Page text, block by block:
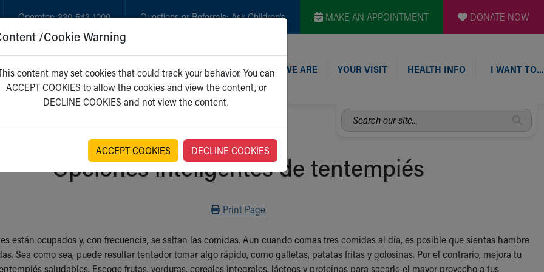
Operator:330-543-1000 Questions or Referrals:Ask Children's MAKE AN APPOINTMENT DONATE NOW
GET CARE NEW PARENTS WHO WE ARE YOUR VISIT HEALTH INFO I WANT TO…
Search
our
Opciones inteligentes de tentempiés
Print
Print Page
están ocupados y, con frecuencia, se saltan las comidas. Aun cuando comas tres comidas al día, es posible que sientas hambre
Sea como sea, puede resultar tentador tomar algo rápido, como galletas, patatas fritas y golosinas. Por el contrario, mejora tu
saludables. Escoge frutas, verduras, cereales integrales, lácteos y proteínas para sacarle el mayor provecho a tus
/Cookie Warning
content may set cookies that could track your behavior. You can
ACCEPT COOKIES to allow the cookies and view the content, or
DECLINE COOKIES and not view the content.
ACCEPT COOKIES DECLINE COOKIES